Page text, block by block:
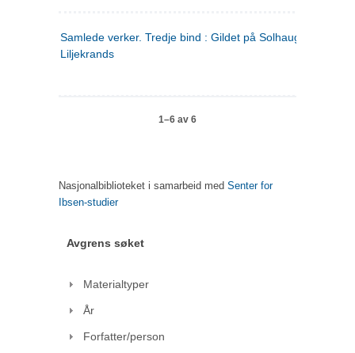
Samlede verker. Tredje bind : Gildet på Solhaug ; Olaf
Liljekrands
1–6 av 6
Nasjonalbiblioteket i samarbeid med Senter for
Ibsen-studier
Avgrens søket
Materialtyper
År
Forfatter/person